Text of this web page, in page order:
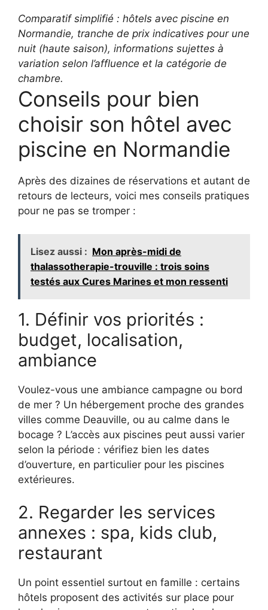
Comparatif simplifié : hôtels avec piscine en
Normandie, tranche de prix indicatives pour une
nuit (haute saison), informations sujettes à
variation selon l’affluence et la catégorie de
chambre.
Conseils pour bien
choisir son hôtel avec
piscine en Normandie
Après des dizaines de réservations et autant de
retours de lecteurs, voici mes conseils pratiques
pour ne pas se tromper :
Lisez aussi : Mon après-midi de
thalassotherapie-trouville : trois soins
testés aux Cures Marines et mon ressenti
1. Définir vos priorités :
budget, localisation,
ambiance
Voulez-vous une ambiance campagne ou bord
de mer ? Un hébergement proche des grandes
villes comme Deauville, ou au calme dans le
bocage ? L’accès aux piscines peut aussi varier
selon la période : vérifiez bien les dates
d’ouverture, en particulier pour les piscines
extérieures.
2. Regarder les services
annexes : spa, kids club,
restaurant
Un point essentiel surtout en famille : certains
hôtels proposent des activités sur place pour